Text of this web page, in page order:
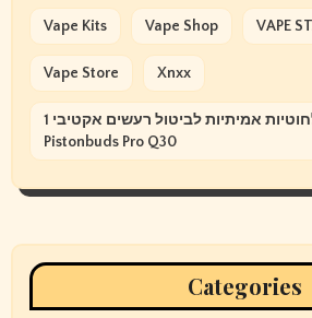
Vape Kits Vape Shop VAPE
Vape Store Xnxx
אוזניות אלחוטיות אמיתיות לביטול רעשים אקטיבי 1more
Pistonbuds Pro Q30
Categories